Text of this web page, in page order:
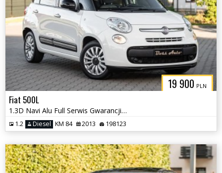
19 900 PLN
Fiat 500L
1.3D Navi Alu Full Serwis Gwarancjia !! Polecamy !!
1.2 Diesel KM 84 2013 198123